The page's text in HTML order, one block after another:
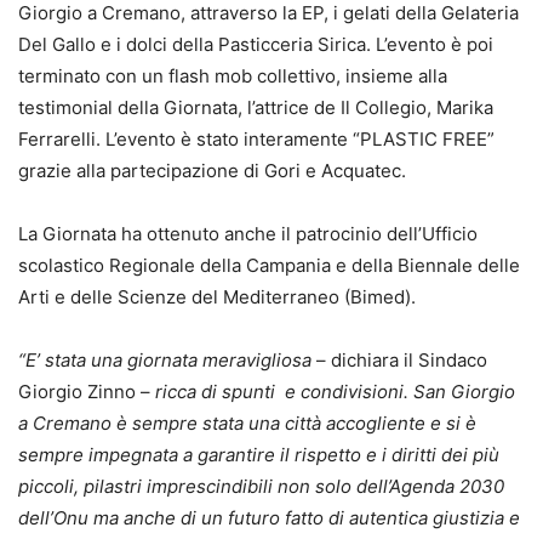
Giorgio a Cremano, attraverso la EP, i gelati della Gelateria
Del Gallo e i dolci della Pasticceria Sirica. L’evento è poi
terminato con un flash mob collettivo, insieme alla
testimonial della Giornata, l’attrice de Il Collegio, Marika
Ferrarelli. L’evento è stato interamente “PLASTIC FREE”
grazie alla partecipazione di Gori e Acquatec.
La Giornata ha ottenuto anche il patrocinio dell’Ufficio
scolastico Regionale della Campania e della Biennale delle
Arti e delle Scienze del Mediterraneo (Bimed).
“E’ stata una giornata meravigliosa – dichiara il Sindaco
Giorgio Zinno – ricca di spunti e condivisioni. San Giorgio
a Cremano è sempre stata una città accogliente e si è
sempre impegnata a garantire il rispetto e i diritti dei più
piccoli, pilastri imprescindibili non solo dell’Agenda 2030
dell’Onu ma anche di un futuro fatto di autentica giustizia e